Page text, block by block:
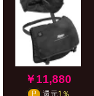
￥11,880
P 還元1％